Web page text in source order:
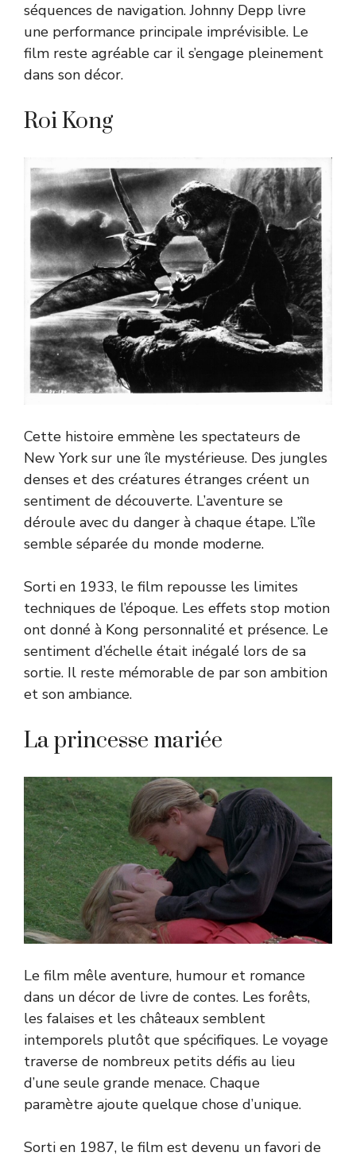
séquences de navigation. Johnny Depp livre
une performance principale imprévisible. Le
film reste agréable car il s’engage pleinement
dans son décor.
Roi Kong
Cette histoire emmène les spectateurs de
New York sur une île mystérieuse. Des jungles
denses et des créatures étranges créent un
sentiment de découverte. L’aventure se
déroule avec du danger à chaque étape. L’île
semble séparée du monde moderne.
Sorti en 1933, le film repousse les limites
techniques de l’époque. Les effets stop motion
ont donné à Kong personnalité et présence. Le
sentiment d’échelle était inégalé lors de sa
sortie. Il reste mémorable de par son ambition
et son ambiance.
La princesse mariée
Le film mêle aventure, humour et romance
dans un décor de livre de contes. Les forêts,
les falaises et les châteaux semblent
intemporels plutôt que spécifiques. Le voyage
traverse de nombreux petits défis au lieu
d’une seule grande menace. Chaque
paramètre ajoute quelque chose d’unique.
Sorti en 1987, le film est devenu un favori de